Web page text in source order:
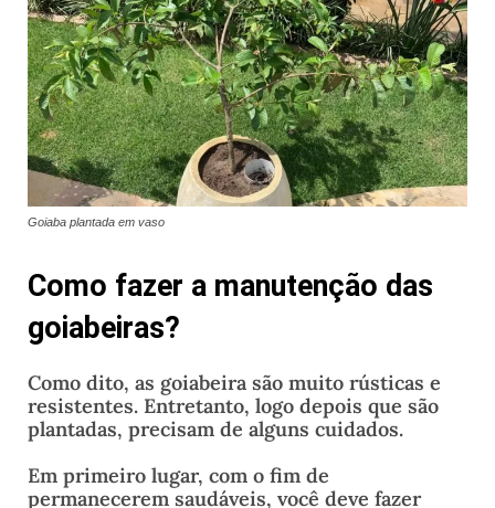
Goiaba plantada em vaso
Como fazer a manutenção das
goiabeiras?
Como dito, as goiabeira são muito rústicas e
resistentes. Entretanto, logo depois que são
plantadas, precisam de alguns cuidados.
Em primeiro lugar, com o fim de
permanecerem saudáveis, você deve fazer